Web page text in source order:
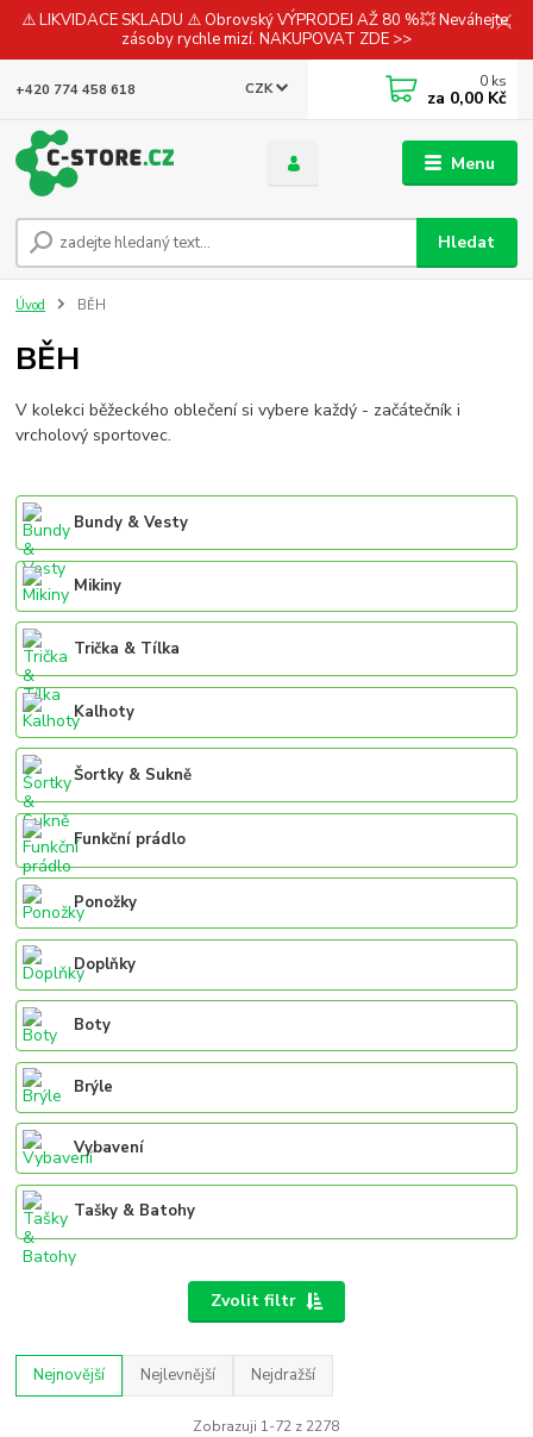
⚠️ LIKVIDACE SKLADU ⚠️ Obrovský VÝPRODEJ AŽ 80 %💥 Neváhejte,
zásoby rychle mizí. NAKUPOVAT ZDE >>
Menu
CZK
Hledat
+420 774 458 618 0 ks
za 0,00 Kč
Úvod BĚH
BĚH
V kolekci běžeckého oblečení si vybere každý - začátečník i
vrcholový sportovec.
Bundy & Vesty
Mikiny
Trička & Tílka
Kalhoty
Šortky & Sukně
Funkční prádlo
Ponožky
Doplňky
Boty
Brýle
Vybavení
Tašky & Batohy
Zvolit filtr
Nejnovější Nejlevnější Nejdražší
Zobrazuji 1-72 z 2278